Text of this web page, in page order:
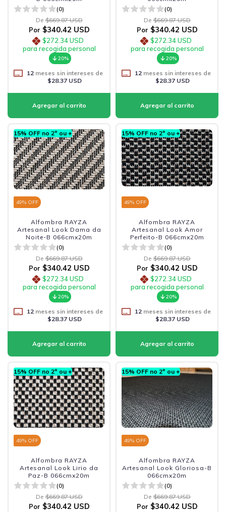
(0)
De $669.87 USD
Por $340.42 USD
$272.34 USD
para recogida personal
20%
12meses sin intereses de
$28.37 USD
(0)
De $669.87 USD
Por $340.42 USD
$272.34 USD
para recogida personal
20%
12meses sin intereses de
$28.37 USD
15% OFF no 2º ou +
49% OFF
Alfombra RAYZA
Artesanal Look Dama da
Noite-B 066cmx20m
(0)
De $669.87 USD
Por $340.42 USD
$272.34 USD
para recogida personal
20%
12meses sin intereses de
$28.37 USD
15% OFF no 2º ou +
49% OFF
Alfombra RAYZA
Artesanal Look Amor
Perfeito-B 066cmx20m
(0)
De $669.87 USD
Por $340.42 USD
$272.34 USD
para recogida personal
20%
12meses sin intereses de
$28.37 USD
15% OFF no 2º ou +
49% OFF
Alfombra RAYZA
Artesanal Look Lirio da
Paz-B 066cmx20m
(0)
De $669.87 USD
Por $340.42 USD
15% OFF no 2º ou +
49% OFF
Alfombra RAYZA
Artesanal Look Gloriosa-B
066cmx20m
(0)
De $669.87 USD
Por $340.42 USD